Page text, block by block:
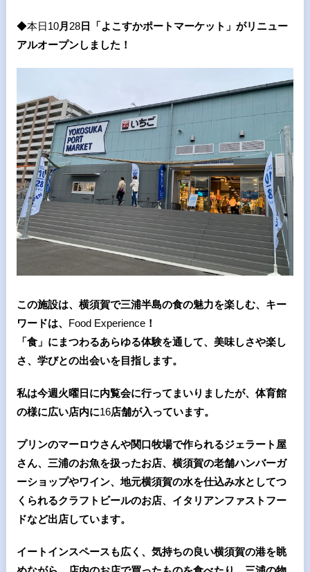
◆本日10月 28日「よこすかポートマーケット」がリニュー
アルオープンしました！
この施設は、横須賀で三浦半島の食の魅力を楽しむ、 キー
ワードは、 Food Experience！
「食」にまつわるあらゆる体験を通して、美味しさや楽し
さ、学びとの出会いを目指します。
私は今週火曜日に内覧会に行ってまいりましたが、体育館
の様に広い店内に16店舗が入っています。
プリンのマーロウさんや関口牧場で作られるジェラート屋
さん、三浦のお魚を扱ったお店、横須賀の老舗ハンバーガ
ーショップやワイン、地元横須賀の水を仕込み水としてつ
くられるクラフトビールのお店、イタリアンファストフー
ドなど出店しています。
イートインスペースも広く、気持ちの良い横須賀の港を眺